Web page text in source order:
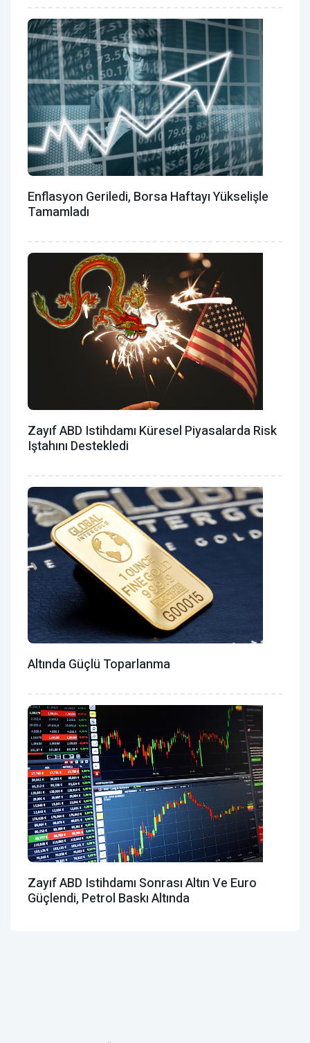
Enflasyon Geriledi, Borsa Haftayı Yükselişle
Tamamladı
Zayıf ABD Istihdamı Küresel Piyasalarda Risk
Iştahını Destekledi
Altında Güçlü Toparlanma
Zayıf ABD Istihdamı Sonrası Altın Ve Euro
Güçlendi, Petrol Baskı Altında